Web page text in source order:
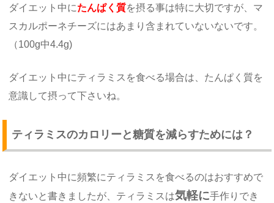
ダイエット中にたんぱく質を摂る事は特に大切ですが、マ
スカルポーネチーズにはあまり含まれていないないです。
（100g中4.4g)
ダイエット中にティラミスを食べる場合は、たんぱく質を
意識して摂って下さいね。
ティラミスのカロリーと糖質を減らすためには？
ダイエット中に頻繁にティラミスを食べるのはおすすめで
きないと書きましたが、ティラミスは気軽に手作りでき